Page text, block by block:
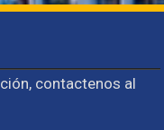
contactenos al